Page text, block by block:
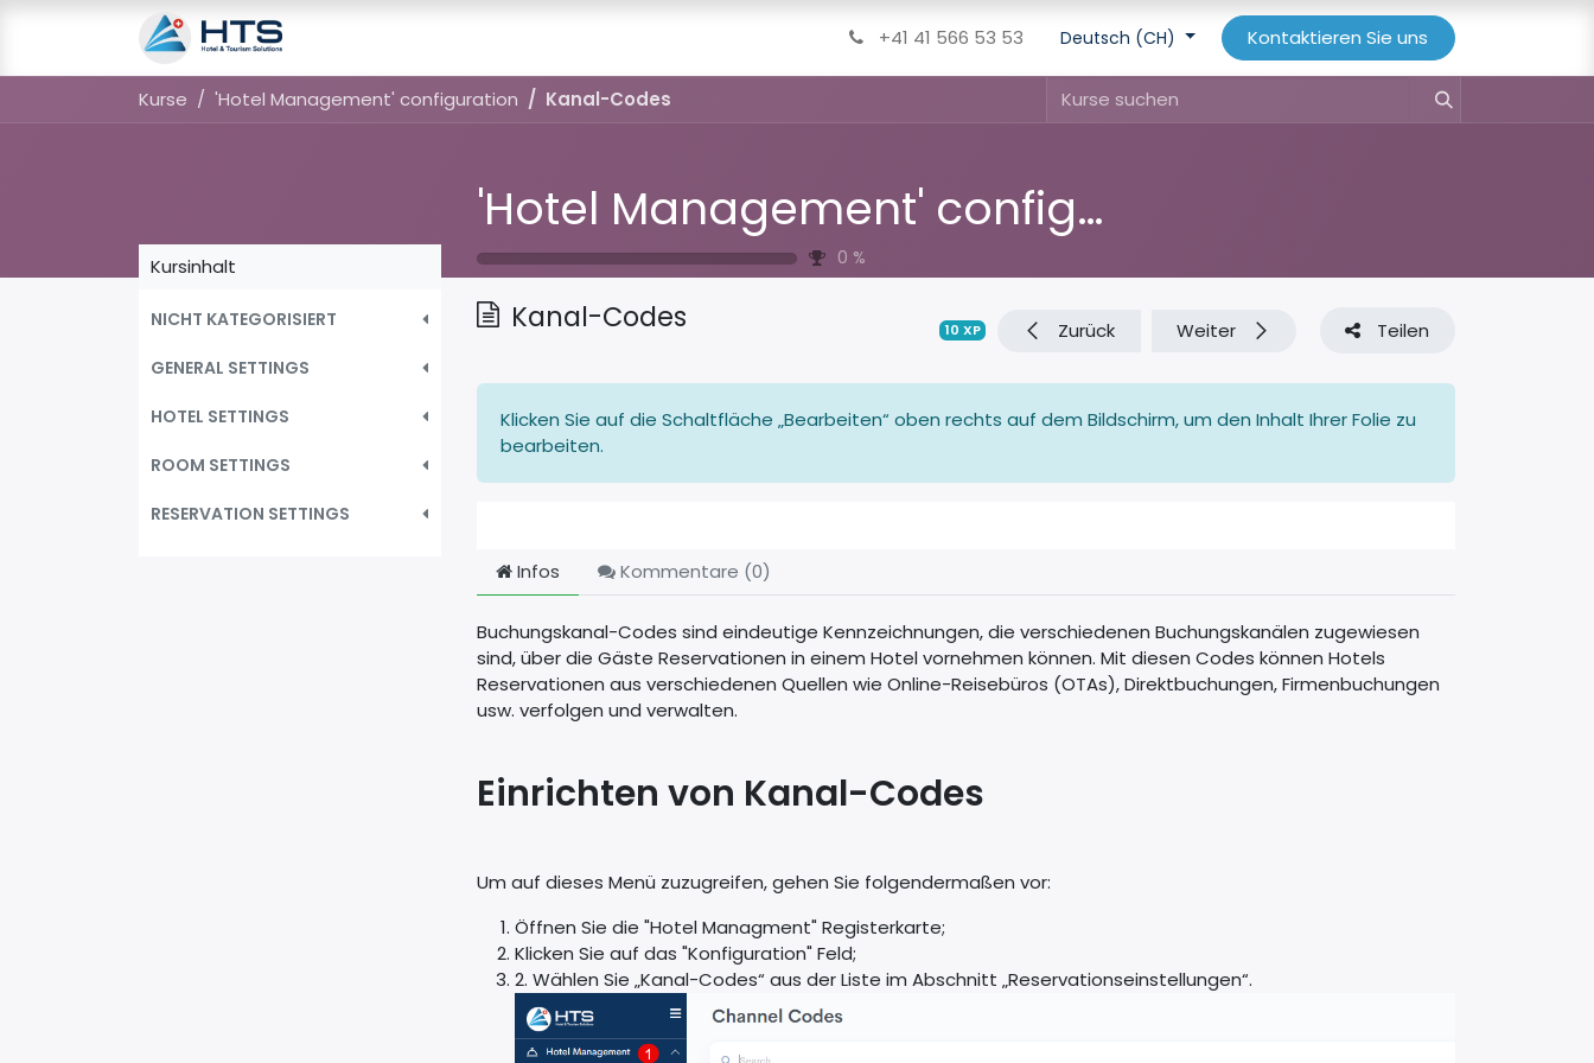
+41 41 566 53 53 Deutsch (CH) Kontaktieren Sie uns
Kurse 'Hotel Management' configuration Kanal-Codes
'Hotel Management' configuration
0 %
Kursinhalt
NICHT KATEGORISIERT
GENERAL SETTINGS
HOTEL SETTINGS
ROOM SETTINGS
RESERVATION SETTINGS
Kanal-Codes 10 XP Zurück Weiter Teilen
Klicken Sie auf die Schaltfläche „Bearbeiten“ oben rechts auf dem Bildschirm, um den Inhalt Ihrer Folie zu
bearbeiten.
Infos Kommentare (0)
Buchungskanal-Codes sind eindeutige Kennzeichnungen, die verschiedenen Buchungskanälen zugewiesen
sind, über die Gäste Reservationen in einem Hotel vornehmen können. Mit diesen Codes können Hotels
Reservationen aus verschiedenen Quellen wie Online-Reisebüros (OTAs), Direktbuchungen, Firmenbuchungen
usw. verfolgen und verwalten.
Einrichten von Kanal-Codes
Um auf dieses Menü zuzugreifen, gehen Sie folgendermaßen vor:
Öffnen Sie die "Hotel Managment" Registerkarte;
Klicken Sie auf das "Konfiguration" Feld;
2. Wählen Sie „Kanal-Codes“ aus der Liste im Abschnitt „Reservationseinstellungen“.